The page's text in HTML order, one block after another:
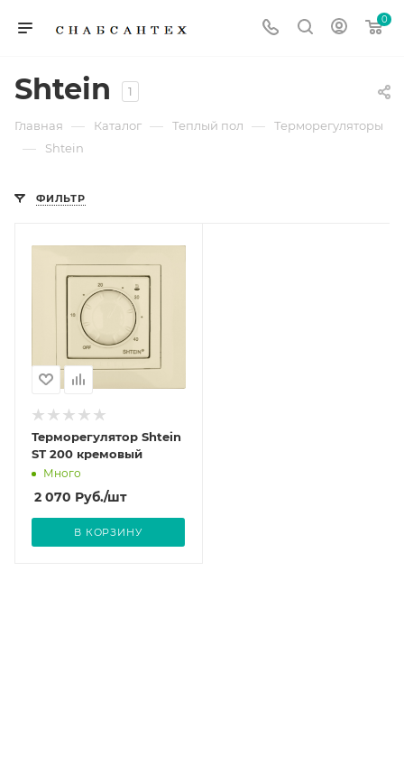
0
Shtein 1
Главная — Каталог — Теплый пол — Терморегуляторы
— Shtein
ФИЛЬТР
Терморегулятор Shtein
SТ 200 кремовый
Много
2 070 Руб./шт
В КОРЗИНУ